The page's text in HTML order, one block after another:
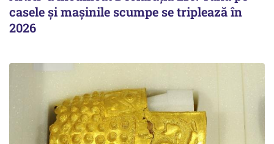
casele și mașinile scumpe se triplează în
2026